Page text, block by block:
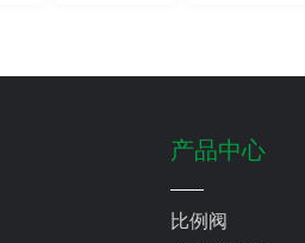
产品中心
比例阀